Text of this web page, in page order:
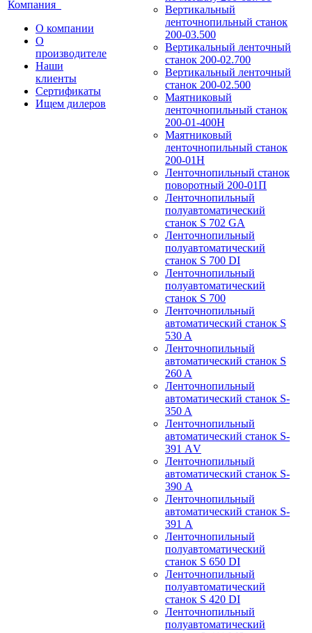
Компания
О компании
О
производителе
Наши
клиенты
Сертификаты
Ищем дилеров
Вертикальный
ленточнопильный станок
200-03.500
Вертикальный ленточный
станок 200-02.700
Вертикальный ленточный
станок 200-02.500
Маятниковый
ленточнопильный станок
200-01-400Н
Маятниковый
ленточнопильный станок
200-01Н
Ленточнопильный станок
поворотный 200-01П
Ленточнопильный
полуавтоматический
станок S 702 GA
Ленточнопильный
полуавтоматический
станок S 700 DI
Ленточнопильный
полуавтоматический
станок S 700
Ленточнопильный
автоматический станок S
530 A
Ленточнопильный
автоматический станок S
260 A
Ленточнопильный
автоматический станок S-
350 A
Ленточнопильный
автоматический станок S-
391 АV
Ленточнопильный
автоматический станок S-
390 А
Ленточнопильный
автоматический станок S-
391 А
Ленточнопильный
полуавтоматический
станок S 650 DI
Ленточнопильный
полуавтоматический
станок S 420 DI
Ленточнопильный
полуавтоматический